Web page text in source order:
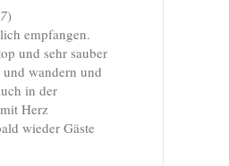
)
empfangen.
und sehr sauber
wandern und
in der
Herz
wieder Gäste